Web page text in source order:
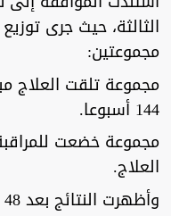
الثالثة، حيث جرى
مجموعتين:
144 أسبوعا.
العلاج.
وأظهرت النتائج بعد 48 أسبوعا أن: